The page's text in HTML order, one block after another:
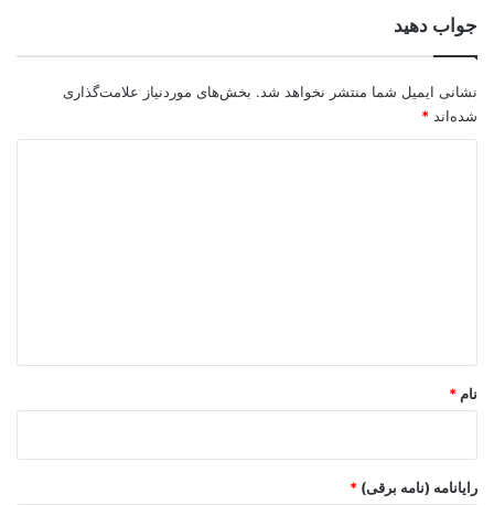
جواب دهید
نشانی ایمیل شما منتشر نخواهد شد. بخش‌های موردنیاز علامت‌گذاری
شده‌اند *
نام *
رایانامه (نامه برقی) *